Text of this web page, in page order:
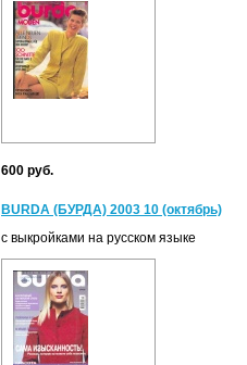
600 руб.
BURDA (БУРДА) 2003 10 (октябрь)
с выкройками на русском языке